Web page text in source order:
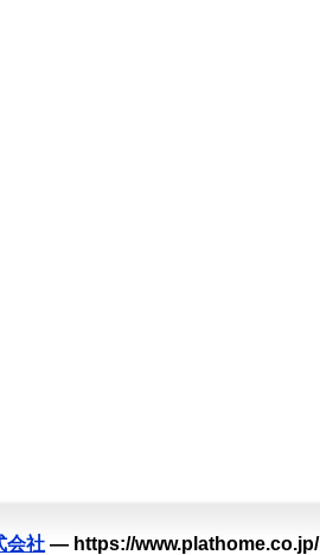
会社 — https://www.plathome.co.jp/